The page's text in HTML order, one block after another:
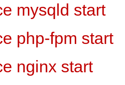
mysqld start
php-fpm start
nginx start